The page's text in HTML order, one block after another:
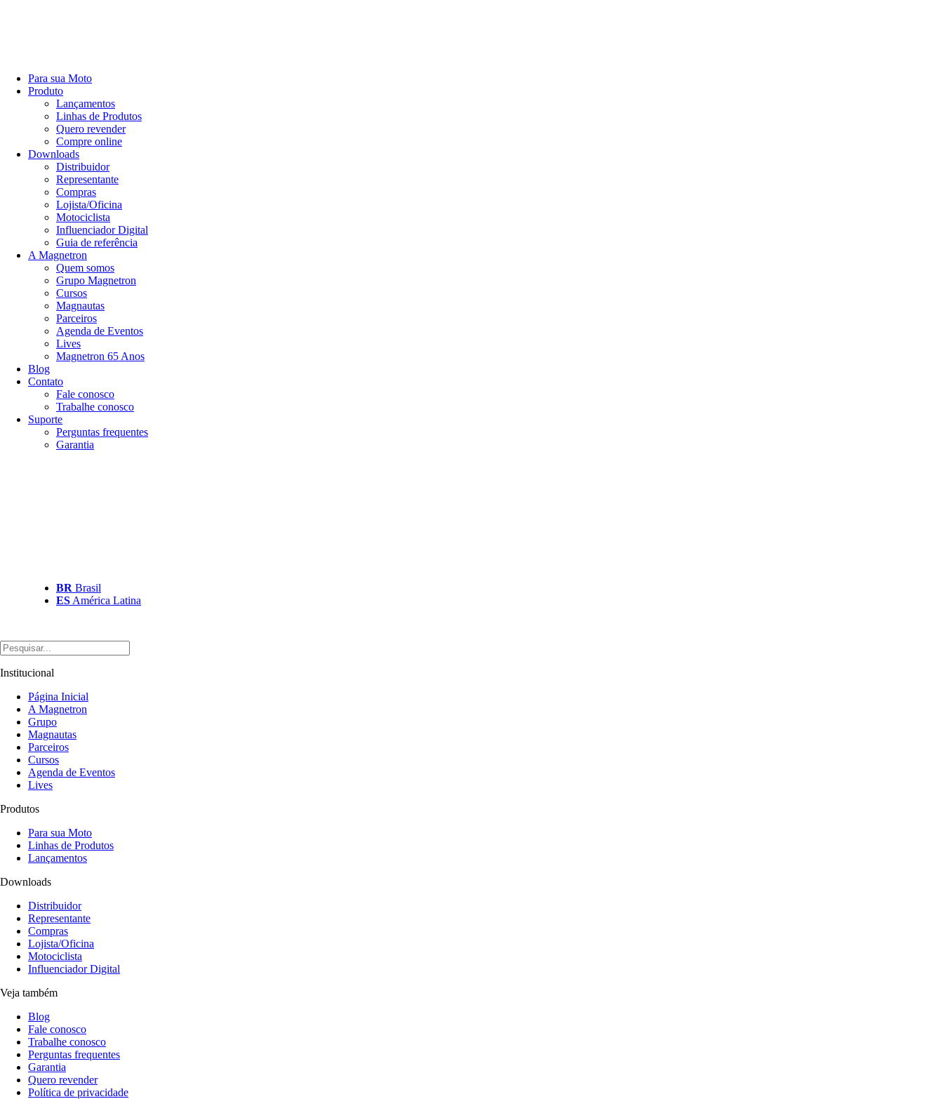
Para sua Moto
Produto
Lançamentos
Linhas de Produtos
Quero revender
Compre online
Downloads
Distribuidor
Representante
Compras
Lojista/Oficina
Motociclista
Influenciador Digital
Guia de referência
A Magnetron
Quem somos
Grupo Magnetron
Cursos
Magnautas
Parceiros
Agenda de Eventos
Lives
Magnetron 65 Anos
Blog
Contato
Fale conosco
Trabalhe conosco
Suporte
Perguntas frequentes
Garantia
BR Brasil
ES América Latina
Institucional
Página Inicial
A Magnetron
Grupo
Magnautas
Parceiros
Cursos
Agenda de Eventos
Lives
Produtos
Para sua Moto
Linhas de Produtos
Lançamentos
Downloads
Distribuidor
Representante
Compras
Lojista/Oficina
Motociclista
Influenciador Digital
Veja também
Blog
Fale conosco
Trabalhe conosco
Perguntas frequentes
Garantia
Quero revender
Política de privacidade